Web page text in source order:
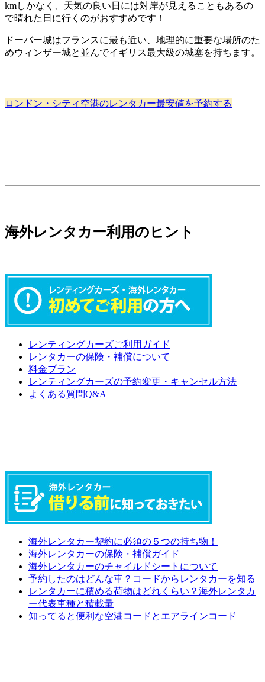
kmしかなく、天気の良い日には対岸が見えることもあるの
で晴れた日に行くのがおすすめです！
ドーバー城はフランスに最も近い、地理的に重要な場所のた
めウィンザー城と並んでイギリス最大級の城塞を持ちます。
ロンドン・シティ空港のレンタカー最安値を予約する
海外レンタカー利用のヒント
レンティングカーズご利用ガイド
レンタカーの保険・補償について
料金プラン
レンティングカーズの予約変更・キャンセル方法
よくある質問Q&A
海外レンタカー契約に必須の５つの持ち物！
海外レンタカーの保険・補償ガイド
海外レンタカーのチャイルドシートについて
予約したのはどんな車？コードからレンタカーを知る
レンタカーに積める荷物はどれくらい？海外レンタカ
ー代表車種と積載量
知ってると便利な空港コードとエアラインコード